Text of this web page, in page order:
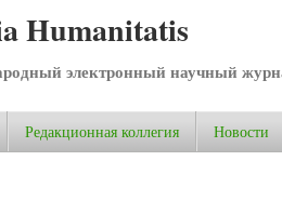
Humanitatis
электронный научный
Редакционная коллегия Новости